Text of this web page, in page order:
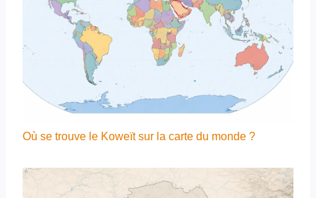
Où se trouve le Koweït sur la carte du monde ?